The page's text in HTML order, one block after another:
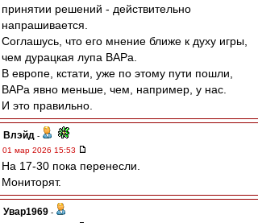
принятии решений - действительно
напрашивается.
Соглашусь, что его мнение ближе к духу игры,
чем дурацкая лупа ВАРа.
В европе, кстати, уже по этому пути пошли,
ВАРа явно меньше, чем, например, у нас.
И это правильно.
Влэйд -
01 мар 2026 15:53
На 17-30 пока перенесли.
Мониторят.
Увар1969 -